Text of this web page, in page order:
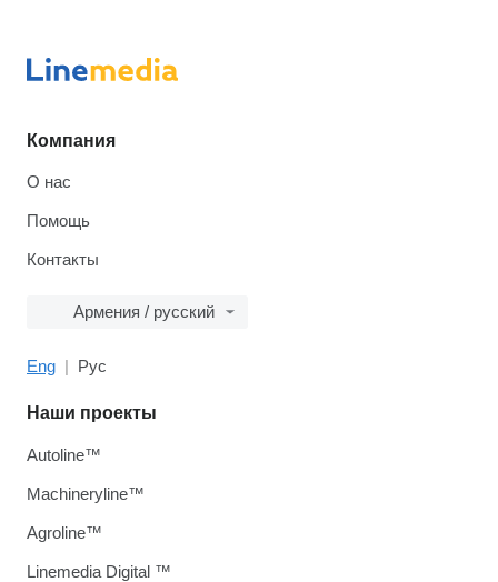
Компания
О нас
Помощь
Контакты
Армения / русский
Eng Рус
Наши проекты
Autoline™
Machineryline™
Agroline™
Linemedia Digital ™